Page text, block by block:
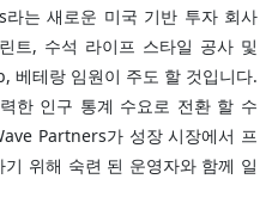
는 새로운 미국 기반 투자 회사
트, 수석 라이프 스타일 공사 및
베테랑 임원이 주도 할 것입니다.
한 인구 통계 수요로 전환 할 수
Partners가 성장 시장에서 프
위해 숙련 된 운영자와 함께 일